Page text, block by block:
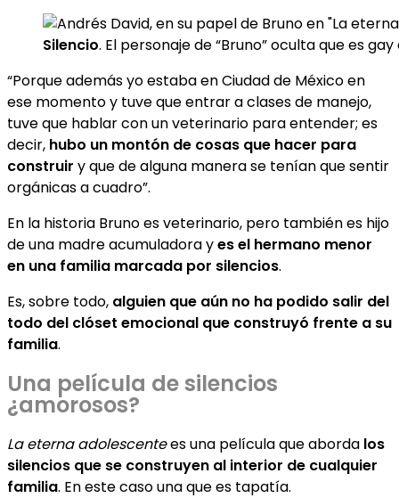
Silencio. El personaje de “Bruno” oculta que es
“Porque además yo estaba en Ciudad de México en
ese momento y tuve que entrar a clases de manejo,
tuve que hablar con un veterinario para entender; es
decir, hubo un montón de cosas que hacer para
construir y que de alguna manera se tenían que sentir
orgánicas a cuadro”.
En la historia Bruno es veterinario, pero también es hijo
de una madre acumuladora yes el hermano menor
en una familia marcada por silencios.
Es, sobre todo, alguien que aún no ha podido salir del
todo del clóset emocional que construyó frente a su
familia.
Una película de silencios
¿amorosos?
La eterna adolescentees una película que aborda los
silencios que se construyen al interior de cualquier
familia. En este caso una que es tapatía.